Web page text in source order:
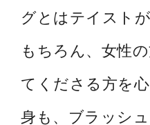
グとはテイスト
もちろん、女性
てくださる方を
身も、ブラッシ